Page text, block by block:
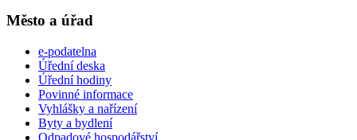
Město a úřad
e-podatelna
Úřední deska
Úřední hodiny
Povinné informace
Vyhlášky a nařízení
Byty a bydlení
Odpadové hospodářství